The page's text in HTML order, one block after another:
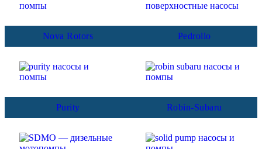
Nova Rotors Pedrollo
Purity Robin-Subaru